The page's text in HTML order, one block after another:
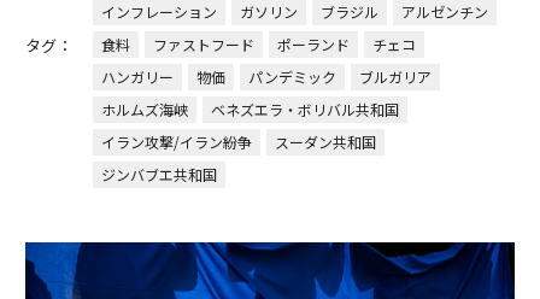
タグ：
インフレーション
ガソリン ブラジル
アルゼンチン
食料
ファストフード ポーランド
チェコ
ハンガリー
物価 パンデミック
ブルガリア
ホルムズ海峡
ベネズエラ・ボリバル共和国
イラン攻撃/イラン紛争
スーダン共和国
ジンバブエ共和国